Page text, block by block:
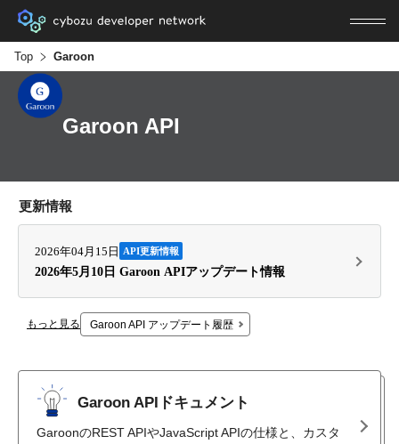
Top Garoon
Garoon API
更新情報
2026年04月15日 API更新情報
2026年5月10日 Garoon APIアップデート情報
もっと見る Garoon API アップデート履歴
Garoon APIドキュメント
GaroonのREST APIやJavaScript APIの仕様と、カスタ